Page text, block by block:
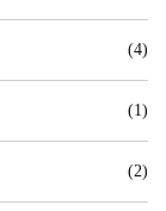
(4)
(1)
(2)